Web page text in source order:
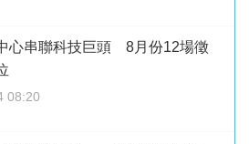
心串聯科技巨頭 8月份12場徵
08:20